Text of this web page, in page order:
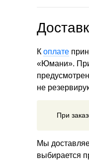
К оплате
«Юмани». При
не
При
Мы
выбирается